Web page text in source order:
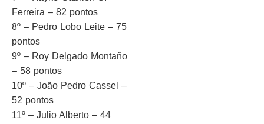
Ferreira – 82 pontos
8º – Pedro Lobo Leite – 75
pontos
9º – Roy Delgado Montaño
– 58 pontos
10º – João Pedro Cassel –
52 pontos
11º – Julio Alberto – 44